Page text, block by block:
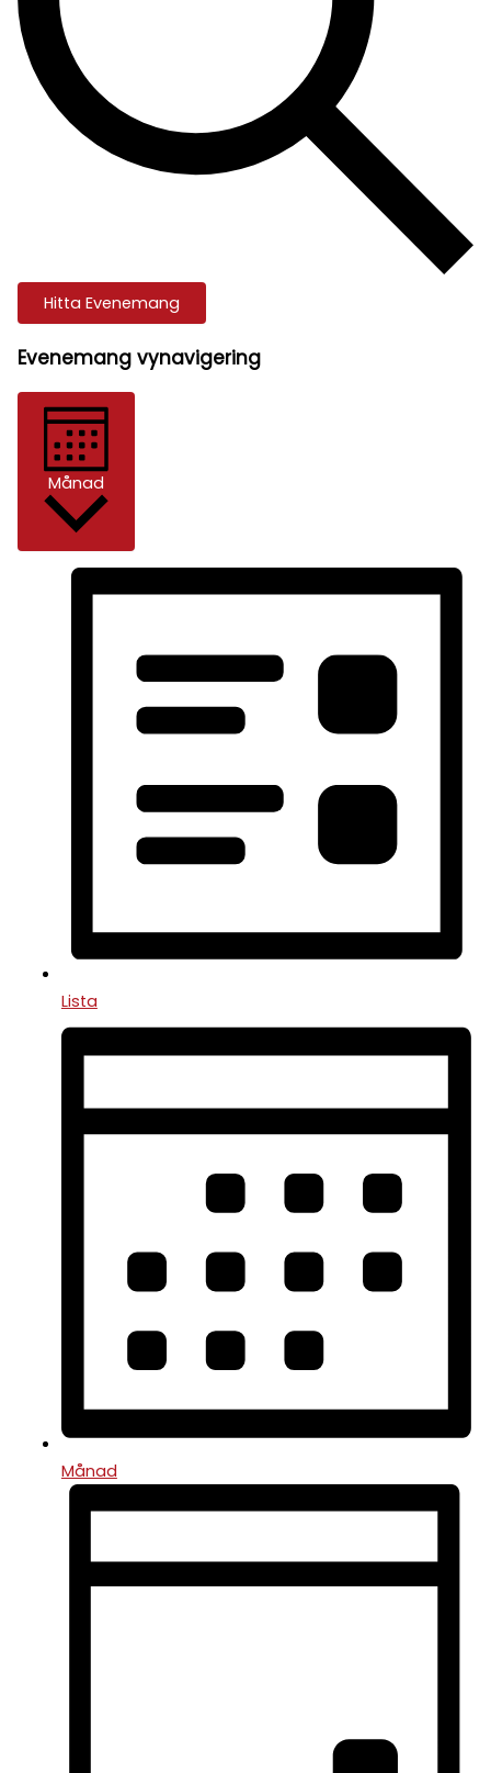
Hitta Evenemang
Evenemang vynavigering
Månad
Lista
Månad